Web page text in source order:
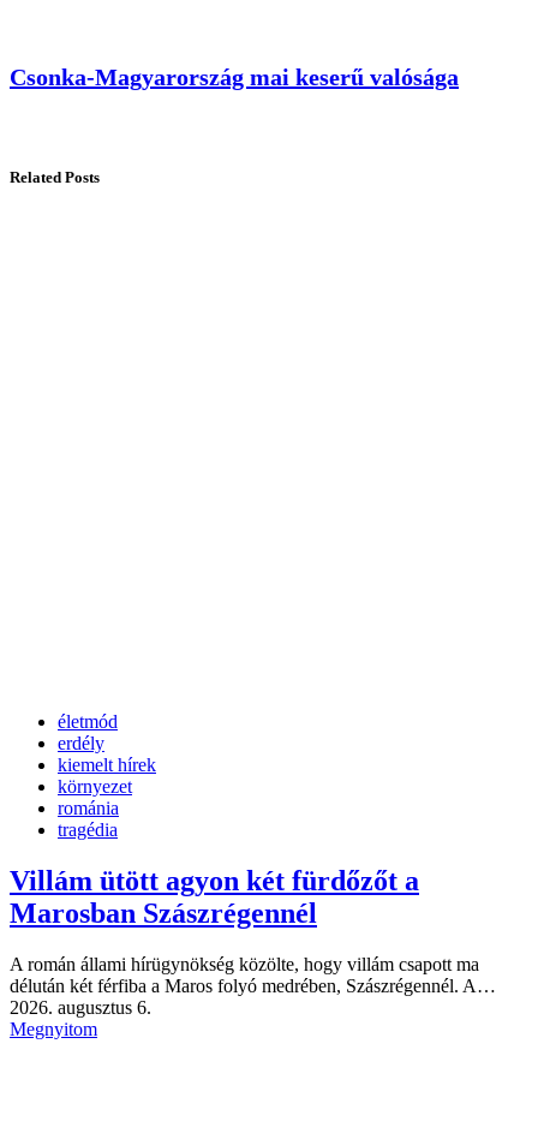
Csonka-Magyarország mai keserű valósága
Related Posts
életmód
erdély
kiemelt hírek
környezet
románia
tragédia
Villám ütött agyon két fürdőzőt a
Marosban Szászrégennél
A román állami hírügynökség közölte, hogy villám csapott ma
délután két férfiba a Maros folyó medrében, Szászrégennél. A…
2026. augusztus 6.
Megnyitom